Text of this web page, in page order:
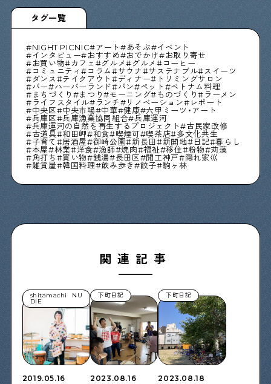
タグ一覧
NIGHT PICNIC アート あそぶ
イベント
インタビュー
おすすめ おでかけ
お取り寄せ
お買い物
カフェ グルメ グルメ
コーヒー
コミュニティ
コラム サウナ サステナブル
スイーツ
ダンス
テイクアウト ディナー
トリミングサロン
バー
ハーバーランド パン ペット
ベトナム料理
まちづくり
まつり モーニング ものづくり
ラーメン
ライフスタイル
ランチ リノベーション
レポート
中央区
中央市場 中華 健康
六甲ミーツ・アート
兵庫区
兵庫漁業協同組合
兵庫運河
兵庫運河の自然を再生するプロジェクト
古民家改修
古道具
和田岬 和食 喫煙可 喫茶店
多文化共生
子育て
居酒屋 御崎公園 新長田 新開地 日記
暮らし
本屋
林業 洋食 漁師 焼肉 福祉 移住 粉物
苅藻
角打ち
買い物 銭湯 長田区 開工神戸
隠れ家巛
雑貨屋
韓国料理 飲み歩き 餃子 駒ヶ林
関連記事
shitamachi NU
DIE
2019.05.16
下町日記
2023.08.16
下町日記
2023.08.18